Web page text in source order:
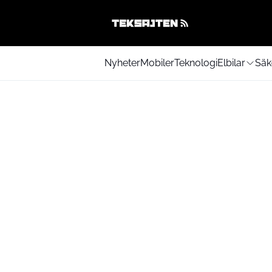
NyheterMobilerTeknologiElbilar